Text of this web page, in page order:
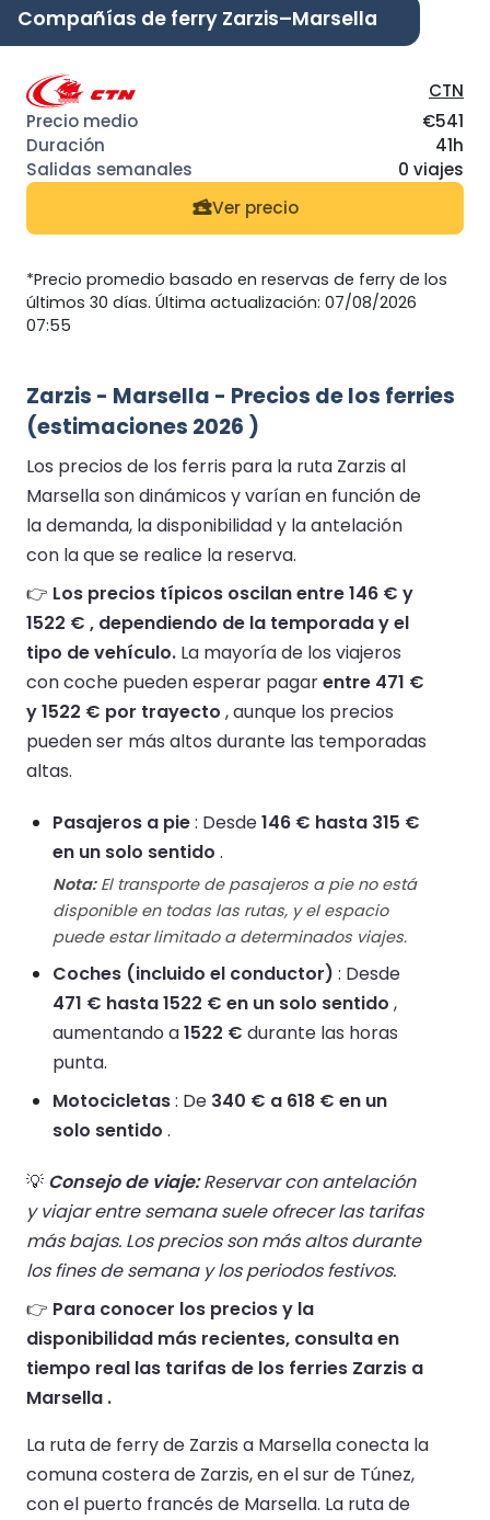
Compañías de ferry Zarzis–Marsella
CTN
€541
41h
0 viajes
Ver precio
*Precio promedio basado en reservas de ferry de los
últimos 30 días. Última actualización: 07/08/2026
07:55
Zarzis - Marsella - Precios de los ferries
(estimaciones 2026 )
Los precios de los ferris para la ruta Zarzis al
Marsella son dinámicos y varían en función de
la demanda, la disponibilidad y la antelación
con la que se realice la reserva.
👉 Los precios típicos oscilan entre 146 € y
1522 € , dependiendo de la temporada y el
tipo de vehículo. La mayoría de los viajeros
con coche pueden esperar pagarentre 471 €
y 1522 € por trayecto , aunque los precios
pueden ser más altos durante las temporadas
altas.
Pasajeros a pie: Desde146 € hasta 315 €
en un solo sentido .
Nota:El transporte de pasajeros a pie no está
disponible en todas las rutas, y el espacio
puede estar limitado a determinados viajes.
Coches (incluido el conductor) : Desde
471 € hasta 1522 € en un solo sentido ,
aumentando a1522 € durante las horas
punta.
Motocicletas: De 340 € a 618 € en un
solo sentido .
💡 Consejo de viaje:Reservar con antelación
y viajar entre semana suele ofrecer las tarifas
más bajas. Los precios son más altos durante
los fines de semana y los periodos festivos.
👉 Para conocer los precios y la
disponibilidad más recientes, consulta en
tiempo real las tarifas de los ferries Zarzis a
Marsella .
La ruta de ferry de Zarzis a Marsella conecta la
comuna costera de Zarzis, en el sur de Túnez,
con el puerto francés de Marsella. La ruta de